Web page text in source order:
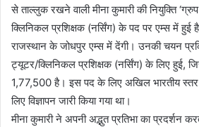
से ताल्लुक रखने वाली मीना कुमारी की नियुक्ति
क्लिनिकल प्रशिक्षक (नर्सिंग) के पद पर एम्स में हुई
राजस्थान के जोधपुर एम्स में देंगी। उनकी चयन
ट्यूटर/क्लिनिकल प्रशिक्षक (नर्सिंग) के लिए
1,77,500 है। इस पद के लिए अखिल भारतीय
लिए विज्ञापन जारी किया गया था।
मीना कुमारी ने अपनी अद्भुत प्रतिभा का प्रदर्शन